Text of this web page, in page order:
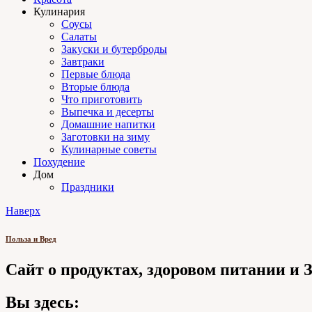
Кулинария
Соусы
Салаты
Закуски и бутерброды
Завтраки
Первые блюда
Вторые блюда
Что приготовить
Выпечка и десерты
Домашние напитки
Заготовки на зиму
Кулинарные советы
Похудение
Дом
Праздники
Наверх
Польза и Вред
Сайт о продуктах, здоровом питании
Вы здесь: